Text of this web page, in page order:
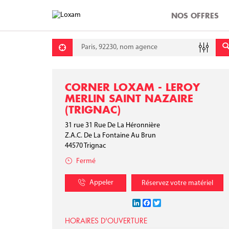
NOS OFFRES
Requête
CORNER LOXAM - LEROY
MERLIN SAINT NAZAIRE
(TRIGNAC)
31 rue 31 Rue De La Héronnière
Z.A.C. De La Fontaine Au Brun
44570 Trignac
Fermé
Appeler Réservez votre matériel
LinkedInFacebook
HORAIRES D'OUVERTURE